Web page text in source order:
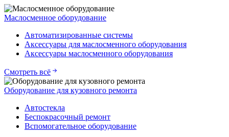
Маслосменное оборудование
Автоматизированные системы
Аксессуары для маслосменного оборудования
Аксессуары маслосменного оборудования
Смотреть всё
Оборудование для кузовного ремонта
Автостекла
Беспокрасочный ремонт
Вспомогательное оборудование